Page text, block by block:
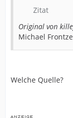
Zitat
Original von
Michael
Welche Quelle?